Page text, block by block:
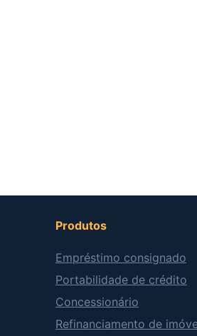
Produtos
Empréstimo consignado
Portabilidade de crédito
Concessionário
Refinanciamento de